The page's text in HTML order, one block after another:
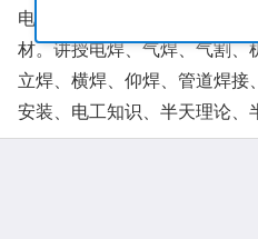
电气焊班： 由高级工程师任教
材。讲授电焊、气焊、气割
立焊、横焊、仰焊、管道焊
安装、电工知识、半天理论、